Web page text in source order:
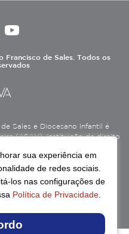
Francisco de Sales. Todos os
Sales e Diocesano Infantil é
(ASAV), instituição de direito
de natureza educativa,
como Entidade
nas áreas de educação e
sua experiência em
de redes sociais.
los nas configurações de
Política de Privacidade.